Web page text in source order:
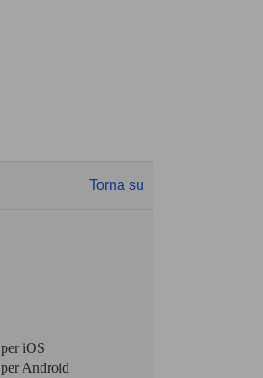
Torna su
iOS
Android